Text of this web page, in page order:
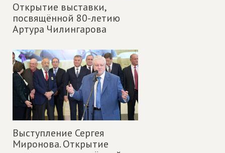
Открытие выставки,
посвящённой 80-летию
Артура Чилингарова
Выступление Сергея
Миронова. Открытие